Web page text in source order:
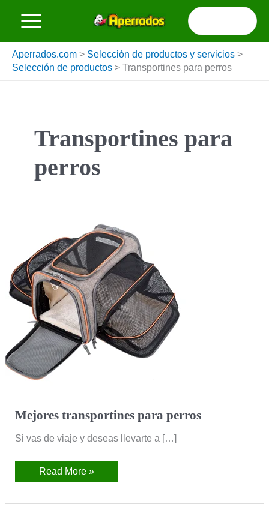
Buscar
por:
Aperrados.com > Selección de productos y servicios >
Selección de productos > Transportines para perros
Transportines para
perros
Mejores transportines para perros
Si vas de viaje y deseas llevarte a […]
perros
Read More »